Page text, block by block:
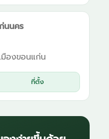
นนคร
มืองขอนแก่น
ที่ตั้ง